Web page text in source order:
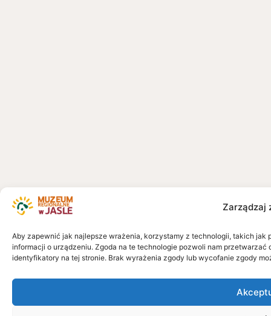
Zarządzaj
Aby zapewnić jak najlepsze wrażenia, korzystamy z technologii, takich
informacji o urządzeniu. Zgoda na te technologie pozwoli nam
identyfikatory na tej stronie. Brak wyrażenia zgody lub wycofanie zgody